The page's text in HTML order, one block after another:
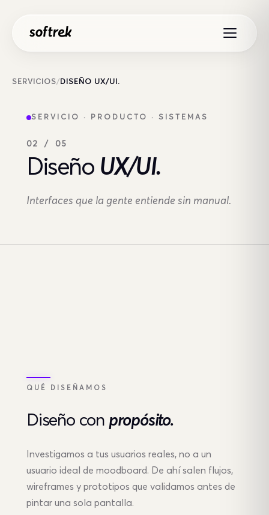
SERVICIOS/ DISEÑO UX/UI.
SERVICIO · PRODUCTO · SISTEMAS
02 / 05
Diseño UX/UI.
Interfaces que la gente entiende sin manual.
QUÉ DISEÑAMOS
Diseñocon propósito.
Investigamos a tus usuarios reales, no a un
usuario ideal de moodboard. De ahí salen flujos,
wireframes y prototipos que validamos antes de
pintar una sola pantalla.